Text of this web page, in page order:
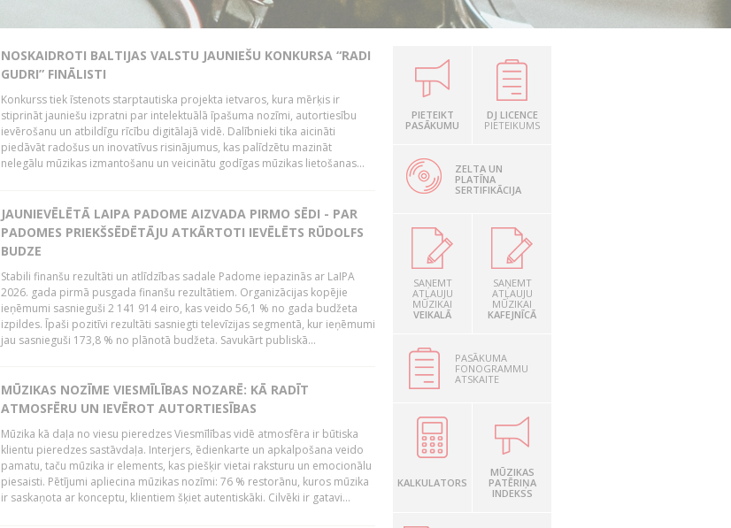
NOSKAIDROTI BALTIJAS VALSTU JAUNIEŠU KONKURSA “RADI
GUDRI” FINĀLISTI
Konkurss tiek īstenots starptautiska projekta ietvaros, kura mērķis ir
stiprināt jauniešu izpratni par intelektuālā īpašuma nozīmi, autortiesību
ievērošanu un atbildīgu rīcību digitālajā vidē. Dalībnieki tika aicināti
piedāvāt radošus un inovatīvus risinājumus, kas palīdzētu mazināt
nelegālu mūzikas izmantošanu un veicinātu godīgas mūzikas lietošanas...
JAUNIEVĒLĒTĀ LAIPA PADOME AIZVADA PIRMO SĒDI - PAR
PADOMES PRIEKŠSĒDĒTĀJU ATKĀRTOTI IEVĒLĒTS RŪDOLFS
BUDZE
Stabili finanšu rezultāti un atlīdzības sadale Padome iepazinās ar LaIPA
2026. gada pirmā pusgada finanšu rezultātiem. Organizācijas kopējie
ieņēmumi sasnieguši 2 141 914 eiro, kas veido 56,1 % no gada budžeta
izpildes. Īpaši pozitīvi rezultāti sasniegti televīzijas segmentā, kur ieņēmumi
jau sasnieguši 173,8 % no plānotā budžeta. Savukārt publiskā...
MŪZIKAS NOZĪME VIESMĪLĪBAS NOZARĒ: KĀ RADĪT
ATMOSFĒRU UN IEVĒROT AUTORTIESĪBAS
Mūzika kā daļa no viesu pieredzes Viesmīlības vidē atmosfēra ir būtiska
klientu pieredzes sastāvdaļa. Interjers, ēdienkarte un apkalpošana veido
pamatu, taču mūzika ir elements, kas piešķir vietai raksturu un emocionālu
piesaisti. Pētījumi apliecina mūzikas nozīmi: 76 % restorānu, kuros mūzika
ir saskaņota ar konceptu, klientiem šķiet autentiskāki. Cilvēki ir gatavi...
PIETEIKT
PASĀKUMU
DJ LICENCE
PIETEIKUMS
ZELTA UN
PLATĪNA
SERTIFIKĀCIJA
SAŅEMT
ATĻAUJU
MŪZIKAI
VEIKALĀ
SAŅEMT
ATĻAUJU
MŪZIKAI
KAFEJNĪCĀ
PASĀKUMA
FONOGRAMMU
ATSKAITE
KALKULATORS
MŪZIKAS
PATĒRIŅA
INDEKSS